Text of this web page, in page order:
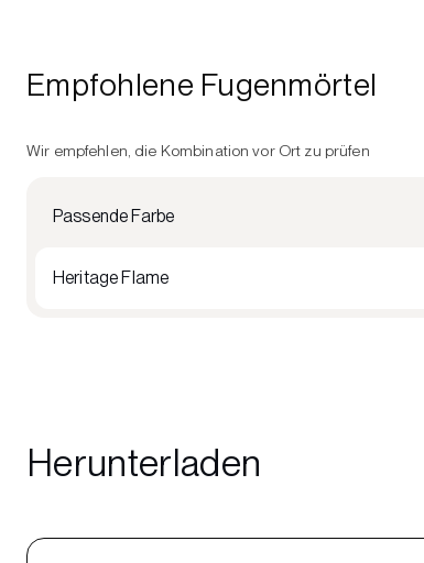
Empfohlene Fugenmörtel
Wir empfehlen, die Kombination vor Ort zu prüfen
Passende Farbe
Heritage Flame
Herunterladen